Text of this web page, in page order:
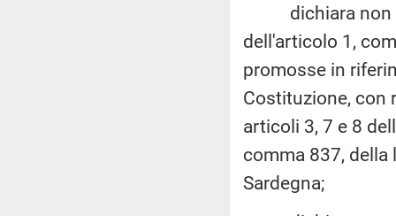
dichiara non
dell'articolo 1,
promosse in
Costituzione, con
articoli 3, 7 e 8
comma 837, della
Sardegna;